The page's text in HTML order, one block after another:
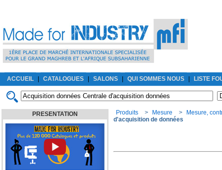
ACCUEIL CATALOGUES SALONS QUI SOMMES NOUS LISTE
PRESENTATION Produits > Mesure >
Mesure,
d'acquisition de données